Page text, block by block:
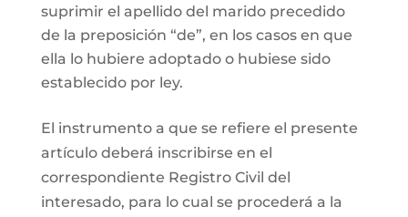
suprimir el apellido del marido precedido
de la preposición “de”, en los casos en que
ella lo hubiere adoptado o hubiese sido
establecido por ley.
El instrumento a que se refiere el presente
artículo deberá inscribirse en el
correspondiente Registro Civil del
interesado, para lo cual se procederá a la